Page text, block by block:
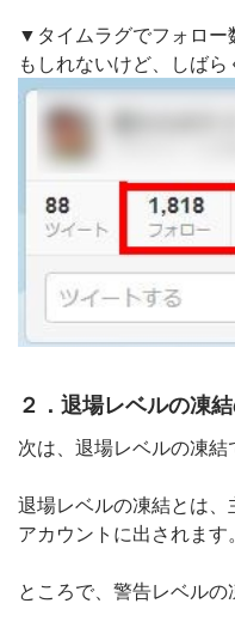
▼タイムラグでフォロー
もしれないけど、しばら
２．退場レベルの凍
次は、退場レベルの凍結
退場レベルの凍結とは
アカウントに出されます。
ところで、警告レベルの